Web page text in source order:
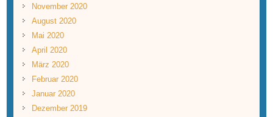
November 2020
August 2020
Mai 2020
April 2020
März 2020
Februar 2020
Januar 2020
Dezember 2019